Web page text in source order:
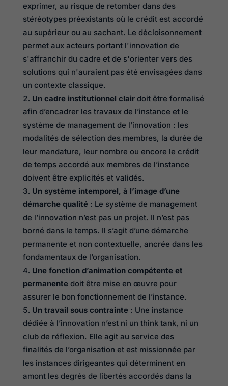
exprimer, au risque de retomber dans des
stéréotypes préexistants où le crédit est accordé
au supérieur ou au sachant. Le décloisonnement
permet aux acteurs portant l'innovation de
s'affranchir du cadre et de s'orienter vers des
solutions qui n'auraient pas été envisagées dans
un contexte classique.
Un cadre institutionnel clair doit être formalisé
afin d’encadrer les travaux de l’instance et le
système de management de l’innovation : les
modalités de sélection des membres, la durée de
leur mandature, leur nombre ou encore le crédit
de temps accordé aux membres de l’instance
doivent être explicités et validés.
Un système intemporel, à l’image d’une
démarche qualité: Le système de management
de l’innovation n’est pas un projet. Il n’est pas
borné dans le temps. Il s’agit d’une démarche
permanente et non contextuelle, ancrée dans les
fondamentaux de l’organisation.
Une fonction d’animation compétente et
permanentedoit être mise en œuvre pour
assurer le bon fonctionnement de l’instance.
Un travail sous contrainte: Une instance
dédiée à l’innovation n’est ni un think tank, ni un
club de réflexion. Elle agit au service des
finalités de l’organisation et est missionnée par
les instances dirigeantes qui déterminent en
amont les degrés de libertés accordés dans la